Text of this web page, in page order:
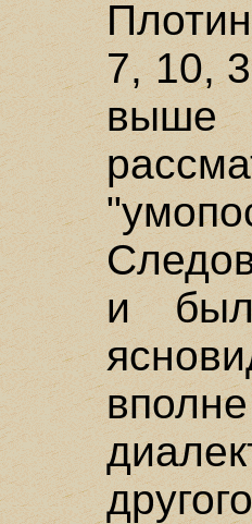
7, 10,
и